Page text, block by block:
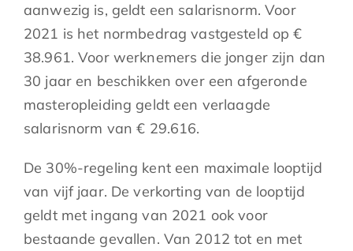
aanwezig is, geldt een salarisnorm. Voor
2021 is het normbedrag vastgesteld op €
38.961. Voor werknemers die jonger zijn dan
30 jaar en beschikken over een afgeronde
masteropleiding geldt een verlaagde
salarisnorm van € 29.616.
De 30%-regeling kent een maximale looptijd
van vijf jaar. De verkorting van de looptijd
geldt met ingang van 2021 ook voor
bestaande gevallen. Van 2012 tot en met